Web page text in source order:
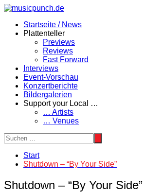
Zum
springenStartseite / News
Plattenteller
Previews
Reviews
Fast Forward
Interviews
Event-Vorschau
Konzertberichte
Bildergalerien
Support your Local …
… Artists
… Venues
Start
Shutdown – “By Your Side”
Shutdown – “By Your Side”